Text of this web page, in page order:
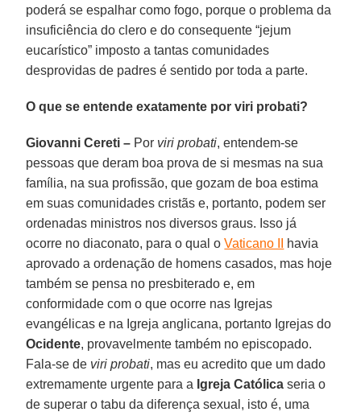
poderá se espalhar como fogo, porque o problema da
insuficiência do clero e do consequente “jejum
eucarístico” imposto a tantas comunidades
desprovidas de padres é sentido por toda a parte.
O que se entende exatamente por viri probati?
Giovanni Cereti – Por viri probati, entendem-se
pessoas que deram boa prova de si mesmas na sua
família, na sua profissão, que gozam de boa estima
em suas comunidades cristãs e, portanto, podem ser
ordenadas ministros nos diversos graus. Isso já
ocorre no diaconato, para o qual oVaticano II
havia
aprovado a ordenação de homens casados, mas hoje
também se pensa no presbiterado e, em
conformidade com o que ocorre nas Igrejas
evangélicas e na Igreja anglicana, portanto Igrejas do
Ocidente, provavelmente também no episcopado.
Fala-se de viri probati, mas eu acredito que um dado
extremamente urgente para a Igreja Católica seria o
de superar o tabu da diferença sexual, isto é, uma